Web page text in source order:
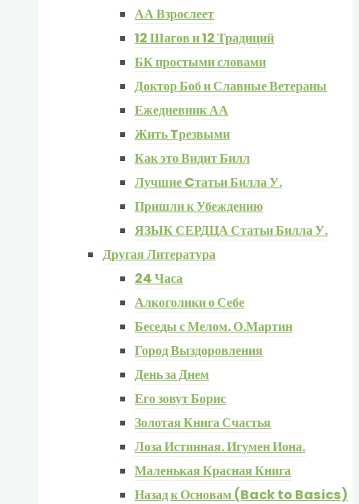
АА Взрослеет
12 Шагов и 12 Традиций
БК простыми словами
Доктор Боб и Славные Ветераны
Ежедневник АА
Жить Tрезвыми
Как это Видит Билл
Лучшие Cтатьи Билла У.
Пришли к Убеждению
ЯЗЫК СЕРДЦА Статьи Билла У.
Другая Литература
24 Часа
Алкоголики о Себе
Беседы с Мелом. О.Мартин
Город Выздоровления
День за Днем
Его зовут Борис
Золотая Книга Счастья
Лоза Истинная. Игумен Иона.
Маленькая Красная Книга
Назад к Основам (Back to Basics)